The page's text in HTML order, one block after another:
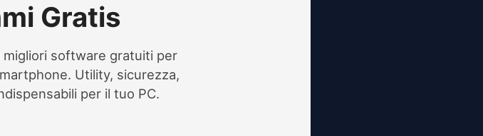
Gratis
software gratuiti per
Utility, sicurezza,
per il tuo PC.